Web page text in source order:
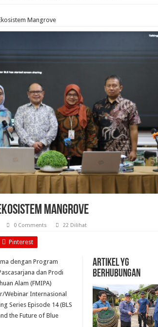
Mangrove
Mangrove
0 Comments 22 Dilihat
Pinterest
Artikel yg
berhubungan
dengan Program
dan Prodi
Alam (FMIPA)
Webinar Internasional
Series Episode 14 (BLS
the Future of Blue